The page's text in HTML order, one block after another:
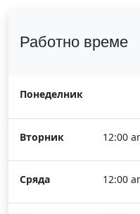
Работно време
Понеделник
Вторник 12:00
Сряда 12:00